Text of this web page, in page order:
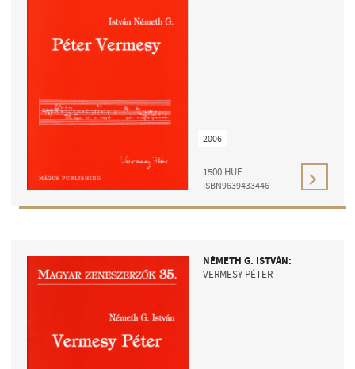
1500 HUF
ISBN9639433446
2006
NÉMETH G. ISTVÁN:
VERMESY PÉTER